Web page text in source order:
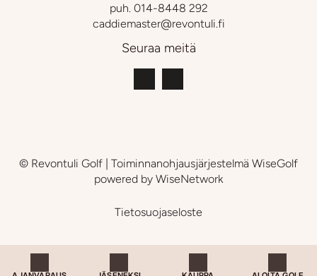
puh. 014-8448 292
caddiemaster@revontuli.fi
Seuraa meitä
© Revontuli Golf | Toiminnanohjausjärjestelmä WiseGolf
powered by WiseNetwork
Tietosuojaseloste